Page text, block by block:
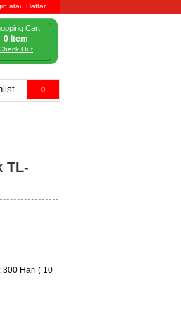
atau Daftar
Cart
0 Item
Out
0
TL-
300 Hari ( 10